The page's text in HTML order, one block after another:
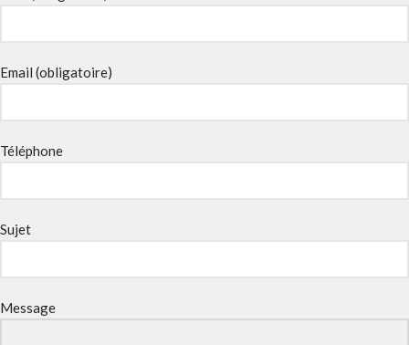
Email (obligatoire)
Téléphone
Sujet
Message